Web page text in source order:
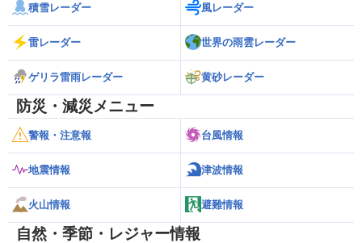
積雪レーダー 風レーダー
雷レーダー 世界の雨雲レーダー
ゲリラ雷雨レーダー 黄砂レーダー
防災・減災メニュー
警報・注意報 台風情報
地震情報 津波情報
火山情報 避難情報
自然・季節・レジャー情報